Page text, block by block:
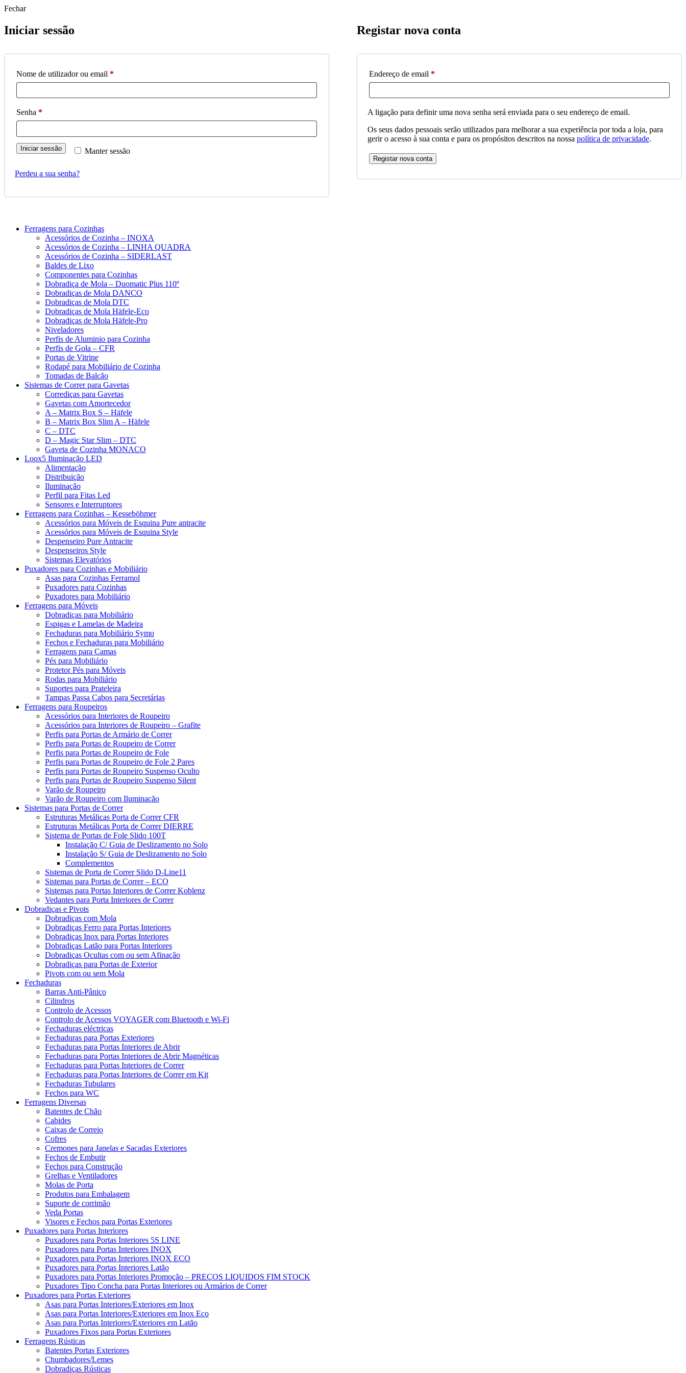
Fechar
Iniciar sessão
Nome de utilizador ou email *Obrigatório
Senha *Obrigatório
Manter sessão
Iniciar sessão
Perdeu a sua senha?
Registar nova conta
Endereço de email *Obrigatório
A ligação para definir uma nova senha será enviada para o seu endereço de email.
Os seus dados pessoais serão utilizados para melhorar a sua experiência por toda a loja, para
gerir o acesso à sua conta e para os propósitos descritos na nossa política de privacidade.
Registar nova conta
Ferragens para Cozinhas
Acessórios de Cozinha – INOXA
Acessórios de Cozinha – LINHA QUADRA
Acessórios de Cozinha – SIDERLAST
Baldes de Lixo
Componentes para Cozinhas
Dobradiça de Mola – Duomatic Plus 110º
Dobradiças de Mola DANCO
Dobradiças de Mola DTC
Dobradiças de Mola Häfele-Eco
Dobradiças de Mola Häfele-Pro
Niveladores
Perfis de Aluminio para Cozinha
Perfis de Gola – CFR
Portas de Vitrine
Rodapé para Mobiliário de Cozinha
Tomadas de Balcão
Sistemas de Correr para Gavetas
Corrediças para Gavetas
Gavetas com Amortecedor
A – Matrix Box S – Häfele
B – Matrix Box Slim A – Häfele
C – DTC
D – Magic Star Slim – DTC
Gaveta de Cozinha MONACO
Loox5 Iluminação LED
Alimentação
Distribuição
Iluminação
Perfil para Fitas Led
Sensores e Interruptores
Ferragens para Cozinhas – Kesseböhmer
Acessórios para Móveis de Esquina Pure antracite
Acessórios para Móveis de Esquina Style
Despenseiro Pure Antracite
Despenseiros Style
Sistemas Elevatórios
Puxadores para Cozinhas e Mobiliário
Asas para Cozinhas Ferramol
Puxadores para Cozinhas
Puxadores para Mobiliário
Ferragens para Móveis
Dobradiças para Mobiliário
Espigas e Lamelas de Madeira
Fechaduras para Mobiliário Symo
Fechos e Fechaduras para Mobiliário
Ferragens para Camas
Pés para Mobiliário
Protetor Pés para Móveis
Rodas para Mobiliário
Suportes para Prateleira
Tampas Passa Cabos para Secretárias
Ferragens para Roupeiros
Acessórios para Interiores de Roupeiro
Acessórios para Interiores de Roupeiro – Grafite
Perfis para Portas de Armário de Correr
Perfis para Portas de Roupeiro de Correr
Perfis para Portas de Roupeiro de Fole
Perfis para Portas de Roupeiro de Fole 2 Pares
Perfis para Portas de Roupeiro Suspenso Oculto
Perfis para Portas de Roupeiro Suspenso Silent
Varão de Roupeiro
Varão de Roupeiro com Iluminação
Sistemas para Portas de Correr
Estruturas Metálicas Porta de Correr CFR
Estruturas Metálicas Porta de Correr DIERRE
Sistema de Portas de Fole Slido 100T
Instalação C/ Guia de Deslizamento no Solo
Instalação S/ Guia de Deslizamento no Solo
Complementos
Sistemas de Porta de Correr Slido D-Line11
Sistemas para Portas de Correr – ECO
Sistemas para Portas Interiores de Correr Koblenz
Vedantes para Porta Interiores de Correr
Dobradiças e Pivots
Dobradiças com Mola
Dobradiças Ferro para Portas Interiores
Dobradiças Inox para Portas Interiores
Dobradiças Latão para Portas Interiores
Dobradiças Ocultas com ou sem Afinação
Dobradiças para Portas de Exterior
Pivots com ou sem Mola
Fechaduras
Barras Anti-Pânico
Cilindros
Controlo de Acessos
Controlo de Acessos VOYAGER com Bluetooth e Wi-Fi
Fechaduras eléctricas
Fechaduras para Portas Exteriores
Fechaduras para Portas Interiores de Abrir
Fechaduras para Portas Interiores de Abrir Magnéticas
Fechaduras para Portas Interiores de Correr
Fechaduras para Portas Interiores de Correr em Kit
Fechaduras Tubulares
Fechos para WC
Ferragens Diversas
Batentes de Chão
Cabides
Caixas de Correio
Cofres
Cremones para Janelas e Sacadas Exteriores
Fechos de Embutir
Fechos para Construção
Grelhas e Ventiladores
Molas de Porta
Produtos para Embalagem
Suporte de corrimão
Veda Portas
Visores e Fechos para Portas Exteriores
Puxadores para Portas Interiores
Puxadores para Portas Interiores 5S LINE
Puxadores para Portas Interiores INOX
Puxadores para Portas Interiores INOX ECO
Puxadores para Portas Interiores Latão
Puxadores para Portas Interiores Promoção – PREÇOS LIQUIDOS FIM STOCK
Puxadores Tipo Concha para Portas Interiores ou Armários de Correr
Puxadores para Portas Exteriores
Asas para Portas Interiores/Exteriores em Inox
Asas para Portas Interiores/Exteriores em Inox Eco
Asas para Portas Interiores/Exteriores em Latão
Puxadores Fixos para Portas Exteriores
Ferragens Rústicas
Batentes Portas Exteriores
Chumbadores/Lemes
Dobradiças Rústicas